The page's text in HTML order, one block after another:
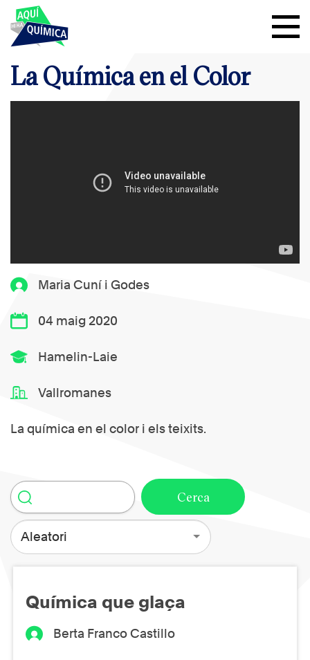
Maria Cuní i Godes
04 maig 2020
Hamelin-Laie
Vallromanes
La química en el color i els teixits.
La Química en el Color
Aleatori
Química que glaça
Berta Franco Castillo